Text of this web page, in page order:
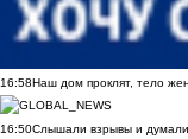
16:58Наш дом проклят, тело
16:50Слышали взрывы и